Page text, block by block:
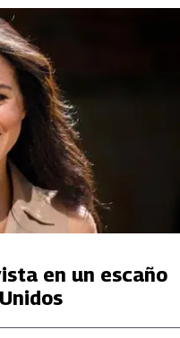
en un escaño